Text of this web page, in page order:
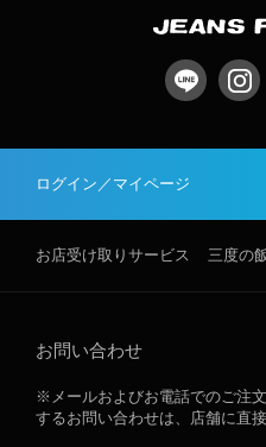
ログイン／マイページ
お店受け取りサービス 三度の
お問い合わせ
※メールおよびお電話でのご注
するお問い合わせは、店舗に直